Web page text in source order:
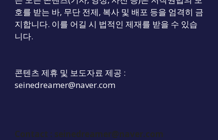
호를 받는 바, 무단 전제, 복사 및 배포 등을 엄격히 금
지합니다. 이를 어길 시 법적인 제재를 받을 수 있습
니다.
콘텐츠 제휴 및 보도자료 제공 :
seinedreamer@naver.com
Contact : seinedreamer@naver.com